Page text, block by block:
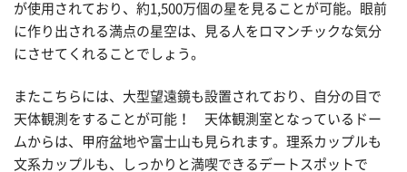
が使用されており、約1,500万個の星を見ることが可能。眼前
に作り出される満点の星空は、見る人をロマンチックな気分
にさせてくれることでしょう。
またこちらには、大型望遠鏡も設置されており、自分の目で
天体観測をすることが可能！ 天体観測室となっているドー
ムからは、甲府盆地や富士山も見られます。理系カップルも
文系カップルも、しっかりと満喫できるデートスポットで